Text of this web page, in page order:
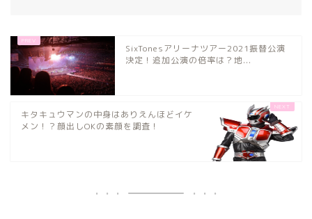
SixTonesアリーナツアー2021振替公演
決定！追加公演の倍率は？地...
キタキュウマンの中身はありえんほどイケ
メン！？顔出しOKの素顔を調査！